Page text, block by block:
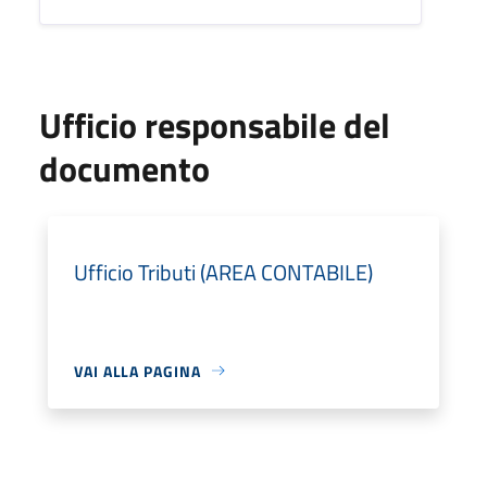
Ufficio responsabile del
documento
Ufficio Tributi (AREA CONTABILE)
VAI ALLA PAGINA